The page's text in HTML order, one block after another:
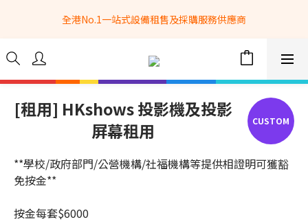
全港No.1一站式設備租售及採購服務供應商
全港No.1一站式設備租售及採購服務供應商
選購現貨產品全單滿$3500自家專送免運費 (只限網站落單, 不適用
於急單, 訂制產品, 屏風, 籠車, 舞台等)
info@hkbasket.com
全港No.1一站式設備租售及採購服務供應商
[租用] HKshows 投影機及投影
屏幕租用
**學校/政府部門/公營機構/社福機構等提供相證明可獲豁
免按金**
按金每套$6000